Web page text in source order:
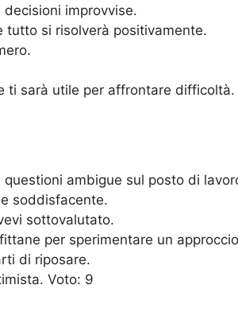
improvvise.
tutto si risolverà positivamente.
ti sarà utile per affrontare difficoltà.
ambigue sul posto di
soddisfacente.
sottovalutato.
per sperimentare un
di riposare.
Voto: 9